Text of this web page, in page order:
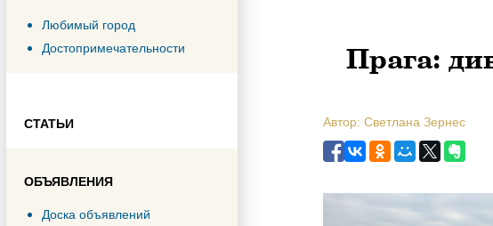
Любимый город
Достопримечательности
СТАТЬИ
ОБЪЯВЛЕНИЯ
Доска объявлений
Прага:
Автор: Светлана Зернес